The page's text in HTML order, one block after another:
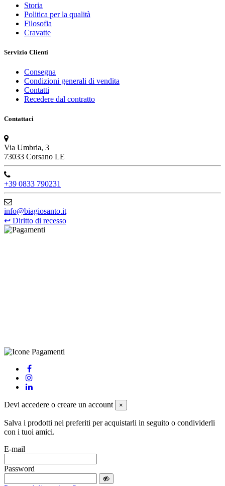
Storia
Politica per la qualità
Filosofia
Cravatte
Servizio Clienti
Consegna
Condizioni generali di vendita
Contatti
Recedere dal contratto
Contattaci
Via Umbria, 3
73033 Corsano LE
+39 0833 790231
info@biagiosanto.it
↩ Diritto di recesso
Devi accedere o creare un account ×
Salva i prodotti nei preferiti per acquistarli in seguito o condividerli
con i tuoi amici.
E-mail
Password